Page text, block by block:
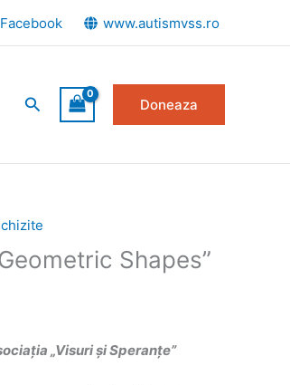
Facebook www.autismvss.ro
Search Doneaza
Shapes”
„Visuri și Speranțe”